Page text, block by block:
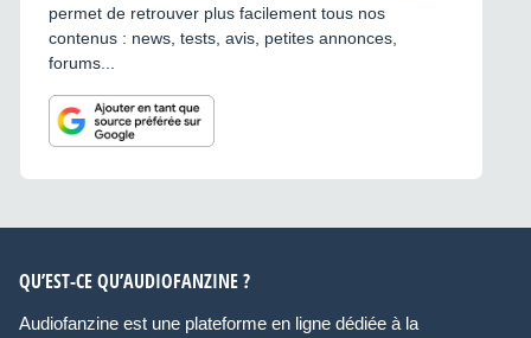
permet de retrouver plus facilement tous nos
contenus : news, tests, avis, petites annonces,
forums...
QU’EST-CE QU’AUDIOFANZINE ?
Audiofanzine est une plateforme en ligne dédiée à la